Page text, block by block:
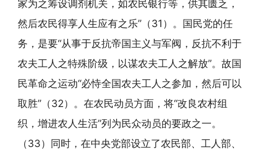
家为之筹设调剂机关，如农民银行等，供其匮乏，
然后农民得享人生应有之乐”（31）。国民党的任
务，是要“从事于反抗帝国主义与军阀，反抗不利于
农夫工人之特殊阶级，以谋农夫工人之解放”。故国
民革命之运动“必恃全国农夫工人之参加，然后可以
取胜”（32）。在农民动员方面，将“改良农村组
织，增进农人生活”列为民众动员的要政之一。
（33）同时，在中央党部设立了农民部、工人部、